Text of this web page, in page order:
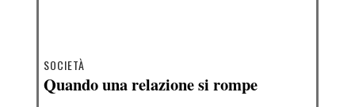
SOCIETÀ
Quando una relazione si rompe